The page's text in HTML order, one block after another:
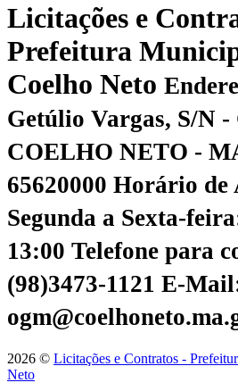
Licitações e
Prefeitura
Coelho Neto
Getúlio Vargas, S/N
COELHO NETO -
65620000 Horário de
Segunda a Sexta-
13:00 Telefone para
(98)3473-1121 E-
2026 © Licitações e Contratos -
Neto